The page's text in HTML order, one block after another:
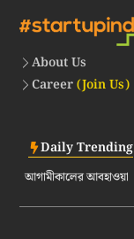
About Us
Career(Join Us)
Daily Trending
আগামীকালের আবহাওয়া